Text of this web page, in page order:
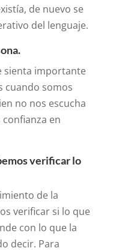
de nuevo se
del lenguaje.
sienta importante
cuando somos
no nos escucha
en
verificar lo
de la
verificar si lo que
con lo que la
decir. Para